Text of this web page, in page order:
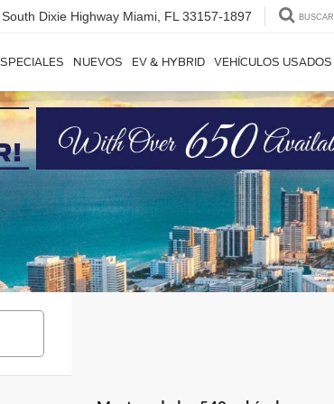
Dixie Highway Miami, FL 33157-1897 BUSCAR
NUEVOS EV & HYBRID VEHÍCULOS USADOS